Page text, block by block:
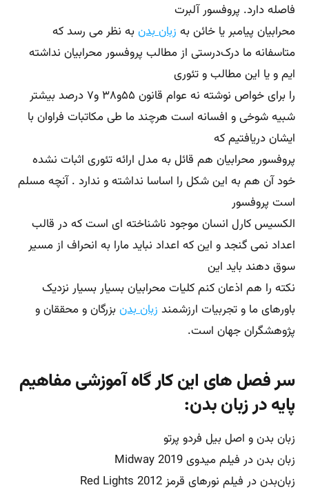
فاصله دارد. پروفسور آلبرت
محرابیان پیامبر یا خائن به زبان بدنبه نظر می رسد که
متاسفانه ما درک‌درستی از مطالب پروفسور محرابیان نداشته
ایم و یا این مطالب و تئوری
را برای خواص نوشته نه عوام قانون ۵۵و۳۸ و۷ درصد بیشتر
شبیه شوخی و افسانه است هرچند ما طی مکاتبات فراوان با
ایشان دریافتیم که
پروفسور محرابیان هم قائل به مدل ارائه تئوری اثبات نشده
خود آن هم به این شکل را اساسا نداشته و ندارد . آنچه مسلم
است پروفسور
الکسیس کارل انسان موجود ناشناخته ای است که در قالب
اعداد نمی گنجد و این که اعداد نباید مارا به انحراف از مسیر
سوق دهند باید این
نکته را هم اذعان کنم کلیات محرابیان بسیار بسیار نزدیک
باورهای ما و تجربیات ارزشمند زبان بدنبزرگان و محققان و
پژوهشگران جهان است.
سر فصل های این کار گاه آموزشی مفاهیم
پایه در زبان بدن:
زبان بدن و اصل بیل فردو پرتو
زبان بدن در فیلم میدوی Midway 2019
زبان‌بدن در فیلم نورهای قرمز Red Lights 2012